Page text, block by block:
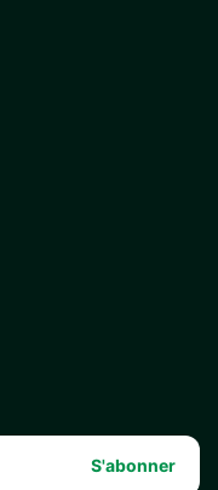
S'abonner